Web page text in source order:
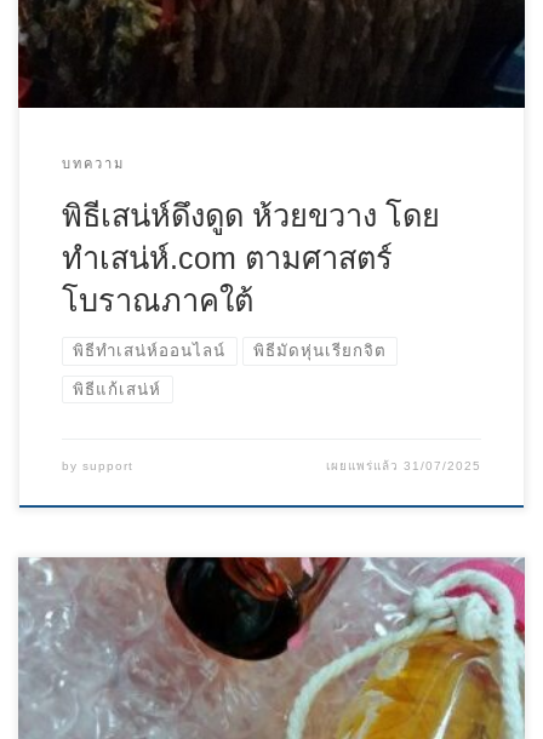
บทความ
พิธีเสน่ห์ดึงดูด ห้วยขวาง โดย
ทําเสน่ห์.com ตามศาสตร์
โบราณภาคใต้
พิธีทำเสน่ห์ออนไลน์ พิธีมัดหุ่นเรียกจิต
พิธีแก้เสน่ห์
by support เผยแพร่แล้ว31/07/2025